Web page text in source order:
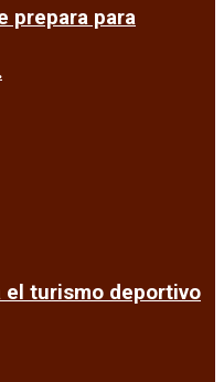
prepara para
el turismo deportivo